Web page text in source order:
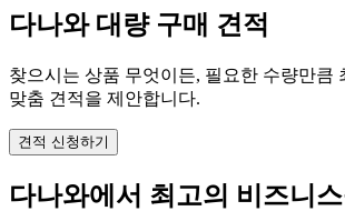
다나와 대량 구매 견적
찾으시는 상품 무엇이든, 필요한 수량만큼
맞춤 견적을 제안합니다.
견적 신청하기
다나와에서 최고의 비즈니